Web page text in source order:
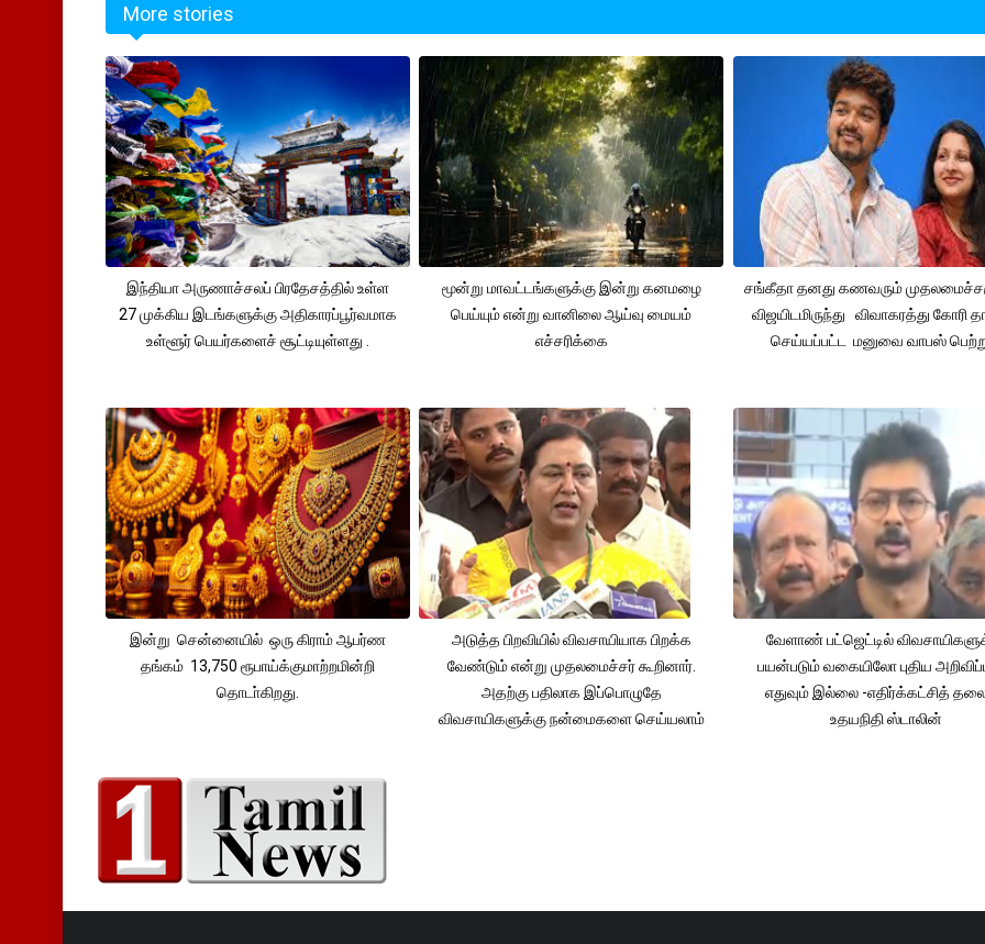
More stories
இந்தியா அருணாச்சலப் பிரதேசத்தில் உள்ள
27 முக்கிய இடங்களுக்கு அதிகாரப்பூர்வமாக
உள்ளூர் பெயர்களைச் சூட்டியுள்ளது .
மூன்று மாவட்டங்களுக்கு இன்று கனமழை
பெய்யும் என்று வானிலை ஆய்வு மையம்
எச்சரிக்கை
சங்கீதா தனது கணவரும்
விஜயிடமிருந்து விவாகரத்து கோரி
செய்யப்பட்ட மனுவை வாபஸ்
இன்று சென்னையில் ஒரு கிராம் ஆபர்ண
தங்கம் 13,750 ரூபாய்க்குமாற்றமின்றி
தொடா்கிறது.
அடுத்த பிறவியில் விவசாயியாக பிறக்க
வேண்டும் என்று முதலமைச்சர் கூறினார்.
அதற்கு பதிலாக இப்பொழுதே
விவசாயிகளுக்கு நன்மைகளை செய்யலாம்
வேளாண் பட்ஜெட்டில்
பயன்படும் வகையிலோ புதிய
எதுவும் இல்லை -எதிர்க்கட்சித்
உதயநிதி ஸ்டாலின்